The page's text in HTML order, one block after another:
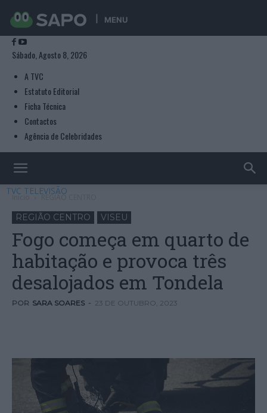
MENU
Sábado, Agosto 8, 2026
A TVC
Estatuto Editorial
Ficha Técnica
Contactos
Agência de Celebridades
TVC TELEVISÃO
Início REGIÃO CENTRO
REGIÃO CENTRO VISEU
Fogo começa em quarto de
habitação e provoca três
desalojados em Tondela
POR SARA SOARES - 23 DE OUTUBRO, 2023